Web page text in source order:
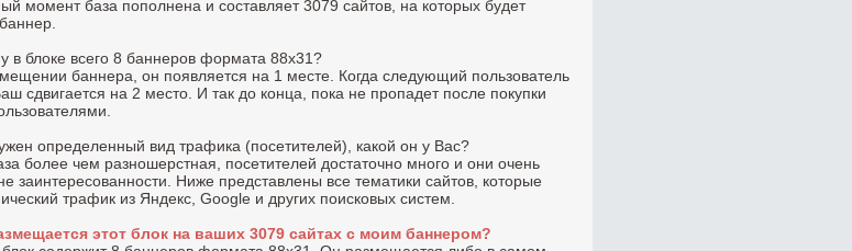
момент база пополнена и составляет 3079 сайтов, на которых будет
в блоке всего 8 баннеров формата 88x31?
баннера, он появляется на 1 месте. Когда следующий пользователь
сдвигается на 2 место. И так до конца, пока не пропадет после покупки
определенный вид трафика (посетителей), какой он у Вас?
более чем разношерстная, посетителей достаточно много и они очень
заинтересованности. Ниже представлены все тематики сайтов, которые
трафик из Яндекс, Google и других поисковых систем.
этот блок на ваших 3079 сайтах с моим баннером?